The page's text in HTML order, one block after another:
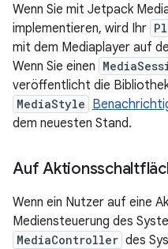
Wenn Sie mit Jetpack
implementieren, wird Ihr
mit dem Mediaplayer auf
Wenn Sie einen
veröffentlicht die
MediaStyle
dem neuesten Stand.
Auf
Wenn ein Nutzer auf eine
Mediensteuerung des
MediaController des